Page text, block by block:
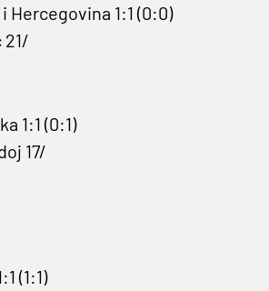
Hercegovina 1:1 (0:0)
21/
1:1 (0:1)
17/
(1:1)